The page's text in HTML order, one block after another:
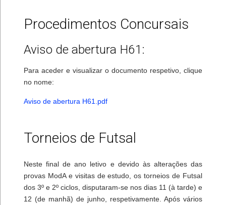
Procedimentos Concursais
Aviso de abertura H61:
Para aceder e visualizar o documento respetivo, clique
no nome:
Aviso de abertura H61.pdf
Torneios de Futsal
Neste final de ano letivo e devido às alterações das
provas ModA e visitas de estudo, os torneios de Futsal
dos 3º e 2º ciclos, disputaram-se nos dias 11 (à tarde) e
12 (de manhã) de junho, respetivamente. Após vários